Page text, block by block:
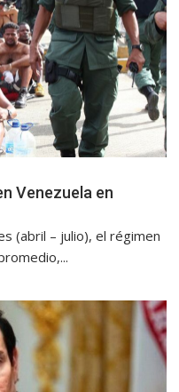
Venezuela en
(abril – julio), el régimen